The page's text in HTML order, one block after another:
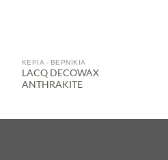
ΚΕΡΙΆ - ΒΕΡΝΊΚΙΑ
LACQ DECOWAX
ANTHRAKITE